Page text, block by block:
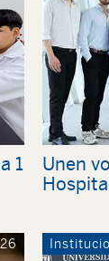
1
Unen